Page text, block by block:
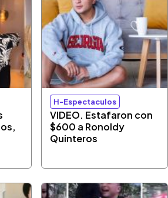
H-Espectaculos
VIDEO. Estafaron con
$600 a Ronoldy
Quinteros